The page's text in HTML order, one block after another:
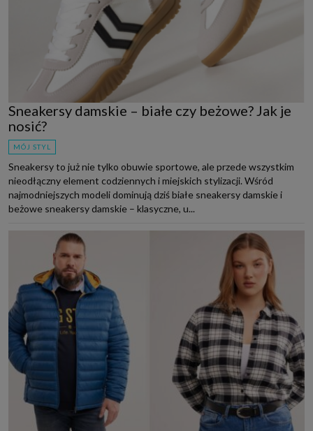
Sneakersy damskie – białe czy beżowe? Jak je
nosić?
MÓJ STYL
Sneakersy to już nie tylko obuwie sportowe, ale przede wszystkim
nieodłączny element codziennych i miejskich stylizacji. Wśród
najmodniejszych modeli dominują dziś białe sneakersy damskie i
beżowe sneakersy damskie – klasyczne, u...